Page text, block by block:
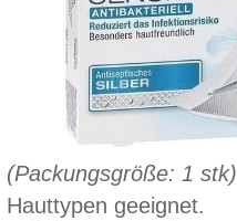
(Packungsgröße: 1 stk)
Hauttypen geeignet.